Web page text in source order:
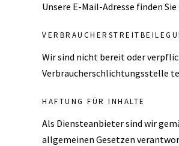
Unsere E-Mail-Adresse finden
Wir sind nicht bereit oder
Verbraucherschlichtungsstelle
HAFTUNG FÜR INHALTE
Als Diensteanbieter sind wir
allgemeinen Gesetzen